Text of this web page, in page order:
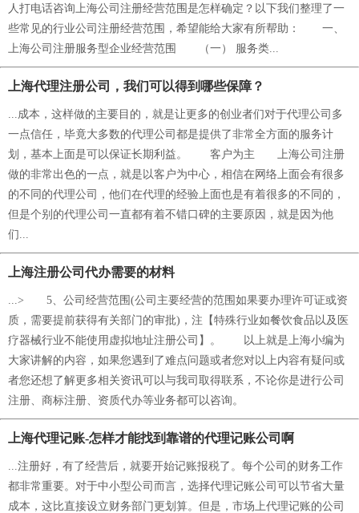
人打电话咨询上海公司注册经营范围是怎样确定？以下我们整理了一
些常见的行业公司注册经营范围，希望能给大家有所帮助： 一、
上海公司注册服务型企业经营范围 （一） 服务类...
上海代理注册公司，我们可以得到哪些保障？
...成本，这样做的主要目的，就是让更多的创业者们对于代理公司多
一点信任，毕竟大多数的代理公司都是提供了非常全方面的服务计
划，基本上面是可以保证长期利益。 客户为主 上海公司注册
做的非常出色的一点，就是以客户为中心，相信在网络上面会有很多
的不同的代理公司，他们在代理的经验上面也是有着很多的不同的，
但是个别的代理公司一直都有着不错口碑的主要原因，就是因为他
们...
上海注册公司代办需要的材料
...> 5、公司经营范围(公司主要经营的范围如果要办理许可证或资
质，需要提前获得有关部门的审批)，注【特殊行业如餐饮食品以及医
疗器械行业不能使用虚拟地址注册公司】。 以上就是上海小编为
大家讲解的内容，如果您遇到了难点问题或者您对以上内容有疑问或
者您还想了解更多相关资讯可以与我司取得联系，不论你是进行公司
注册、商标注册、资质代办等业务都可以咨询。
上海代理记账-怎样才能找到靠谱的代理记账公司啊
...注册好，有了经营后，就要开始记账报税了。每个公司的财务工作
都非常重要。对于中小型公司而言，选择代理记账公司可以节省大量
成本，这比直接设立财务部门更划算。但是，市场上代理记账的公司